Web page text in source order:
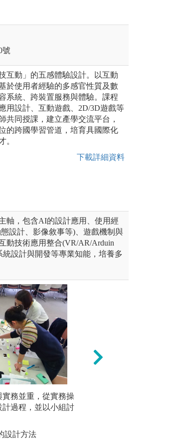
號
互動」的五感體驗設計。以互動
於使用者經驗的多感官性質及數
系統、跨裝置服務與體驗。課程
用設計、互動遊戲、2D/3D遊戲等
共同授課，建立產學交流平台，
的跨國學習管道，培育具國際化
。
下載詳細資料
軸，包含AI的設計應用、使用經
設計、影像敘事等)、遊戲機制與
動技術應用整合(VR/AR/Arduin
設計與開發等專業知能，培養多
習方式之
組成拍攝劇
採用系上所
的工作。從
等完整呈現
務並重，從實務操
過程，並以小組討
設計方法